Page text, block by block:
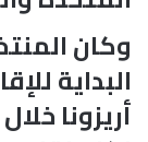
وكان
البداية
أريزونا